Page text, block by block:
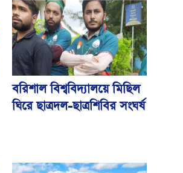
বরিশাল বিশ্ববিদ্যালয়ে মিছিল
ঘিরে ছাত্রদল-ছাত্রশিবির সংঘর্ষ